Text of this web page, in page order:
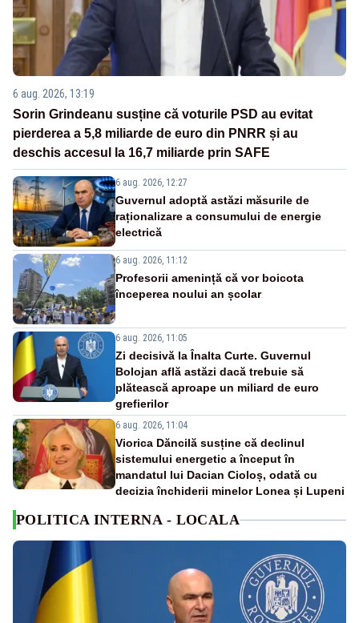
6 aug. 2026, 13:19
Sorin Grindeanu susține că voturile PSD au evitat
pierderea a 5,8 miliarde de euro din PNRR și au
deschis accesul la 16,7 miliarde prin SAFE
6 aug. 2026, 12:27
Guvernul adoptă astăzi măsurile de
raționalizare a consumului de energie
electrică
6 aug. 2026, 11:12
Profesorii amenință că vor boicota
începerea noului an școlar
6 aug. 2026, 11:05
Zi decisivă la Înalta Curte. Guvernul
Bolojan află astăzi dacă trebuie să
plătească aproape un miliard de euro
grefierilor
6 aug. 2026, 11:04
Viorica Dăncilă susține că declinul
sistemului energetic a început în
mandatul lui Dacian Cioloș, odată cu
decizia închiderii minelor Lonea și Lupeni
POLITICA INTERNA - LOCALA